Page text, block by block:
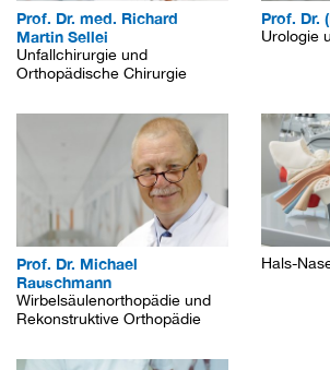
Prof. Dr. med. Richard
Martin Sellei
Unfallchirurgie und
Orthopädische Chirurgie
Prof. Dr.
Urologie
Prof. Dr. Michael
Rauschmann
Wirbelsäulenorthopädie und
Rekonstruktive Orthopädie
Hals-